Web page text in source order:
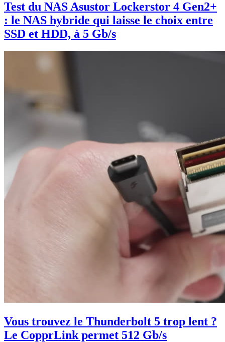
Test du NAS Asustor Lockerstor 4 Gen2+
: le NAS hybride qui laisse le choix entre
SSD et HDD, à 5 Gb/s
Vous trouvez le Thunderbolt 5 trop lent ?
Le CopprLink permet 512 Gb/s